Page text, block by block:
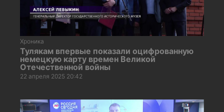
Хроника
Тулякам впервые показали оцифрованную
немецкую карту времен Великой
Отечественной войны
22 апреля 2025 20:42